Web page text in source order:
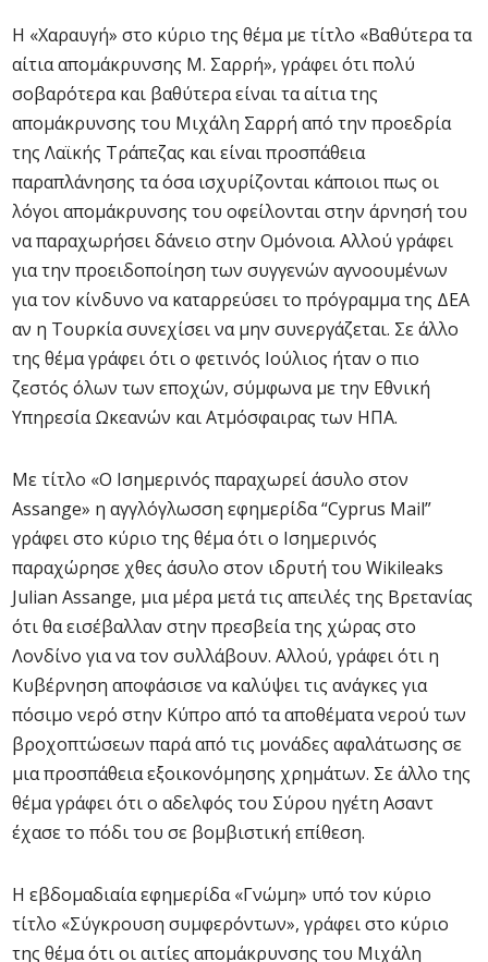
Η «Χαραυγή» στο κύριο της θέμα με τίτλο «Βαθύτερα τα
αίτια απομάκρυνσης Μ. Σαρρή», γράφει ότι πολύ
σοβαρότερα και βαθύτερα είναι τα αίτια της
απομάκρυνσης του Μιχάλη Σαρρή από την προεδρία
της Λαϊκής Τράπεζας και είναι προσπάθεια
παραπλάνησης τα όσα ισχυρίζονται κάποιοι πως οι
λόγοι απομάκρυνσης του οφείλονται στην άρνησή του
να παραχωρήσει δάνειο στην Ομόνοια. Αλλού γράφει
για την προειδοποίηση των συγγενών αγνοουμένων
για τον κίνδυνο να καταρρεύσει το πρόγραμμα της ΔΕΑ
αν η Τουρκία συνεχίσει να μην συνεργάζεται. Σε άλλο
της θέμα γράφει ότι ο φετινός Ιούλιος ήταν ο πιο
ζεστός όλων των εποχών, σύμφωνα με την Εθνική
Υπηρεσία Ωκεανών και Ατμόσφαιρας των ΗΠΑ.
Με τίτλο «Ο Ισημερινός παραχωρεί άσυλο στον
Assange» η αγγλόγλωσση εφημερίδα “Cyprus Mail”
γράφει στο κύριο της θέμα ότι ο Ισημερινός
παραχώρησε χθες άσυλο στον ιδρυτή του Wikileaks
Julian Assange, μια μέρα μετά τις απειλές της Βρετανίας
ότι θα εισέβαλλαν στην πρεσβεία της χώρας στο
Λονδίνο για να τον συλλάβουν. Αλλού, γράφει ότι η
Κυβέρνηση αποφάσισε να καλύψει τις ανάγκες για
πόσιμο νερό στην Κύπρο από τα αποθέματα νερού των
βροχοπτώσεων παρά από τις μονάδες αφαλάτωσης σε
μια προσπάθεια εξοικονόμησης χρημάτων. Σε άλλο της
θέμα γράφει ότι ο αδελφός του Σύρου ηγέτη Ασαντ
έχασε το πόδι του σε βομβιστική επίθεση.
Η εβδομαδιαία εφημερίδα «Γνώμη» υπό τον κύριο
τίτλο «Σύγκρουση συμφερόντων», γράφει στο κύριο
της θέμα ότι οι αιτίες απομάκρυνσης του Μιχάλη